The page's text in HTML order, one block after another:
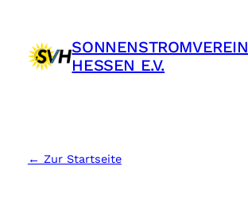
springen
SONNENSTROMVEREIN
HESSEN E.V.
← Zur Startseite